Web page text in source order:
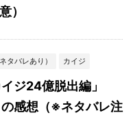
）
タバレあり） カイジ
ジ24億脱出編」
感想（※ネタバレ注